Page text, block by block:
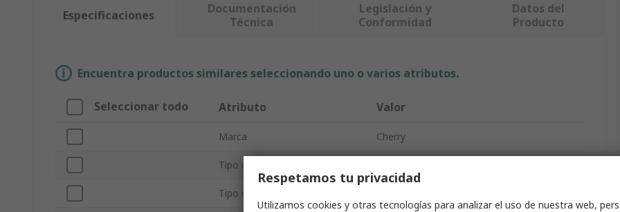
Especificaciones
Documentación
Técnica
Legislación y
Conformidad
Datos del
Producto
Encuentra productos similares seleccionando uno o varios atributos.
Seleccionar todo Atributo Valor
Marca Cherry
Tipo de conexión
Tipo de producto
Respetamos tu privacidad
Utilizamos cookies y otras tecnologías para analizar el uso de nuestra web,